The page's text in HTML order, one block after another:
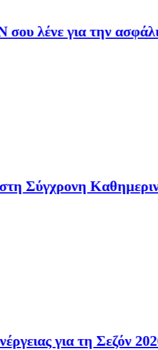
για την ασφάλιση
Καθημερινότητα
για τη Σεζόν 2026